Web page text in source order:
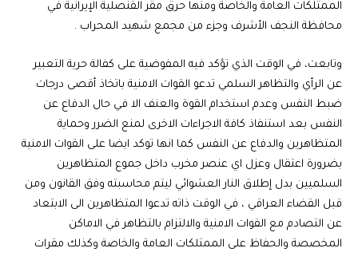
الممتلكات العامة والخاصة ومنها حرق مقر القنصلية الإيرانية في
محافظة النجف الأشرف وجزء من مجمع شهيد المحراب .
وتابعت، في الوقت الذي تؤكد فيه المفوضية على كفالة حرية التعبير
عن الرأي والتظاهر السلمي تدعو القوات الامنية باتخاذ أقصى درجات
ضبط النفس وعدم استخدام القوة والعنف الا في حال الدفاع عن
النفس بعد استنفاذ كافة الاجراءات الاخرى لمنع الضرر وحماية
المتظاهرين والدفاع عن النفس كما انها توكد ايضا على القوات الامنية
بضرورة اعتقال وعزل اي عنصر مخرب داخل جموع المتظاهرين
السلميين بدل إطلاق النار العشوائي ليتم محاسبته وفق القانون ومن
قبل القضاء العراقي ، في الوقت ذاته تدعوا المتظاهرين الى الابتعاد
عن التصادم مع القوات الامنية والالتزام بالتظاهر في الاماكن
المخصصة والحفاظ على الممتلكات العامة والخاصة وكذلك مقرات